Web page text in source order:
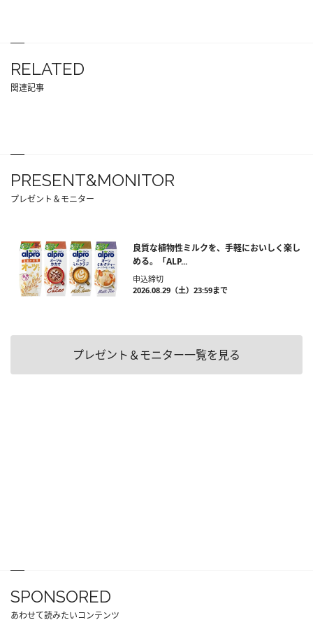
RELATED
関連記事
PRESENT&MONITOR
プレゼント＆モニター
良質な植物性ミルクを、手軽においしく楽し
める。「ALP...
申込締切
2026.08.29（土）23:59まで
プレゼント＆モニター一覧を見る
SPONSORED
あわせて読みたいコンテンツ